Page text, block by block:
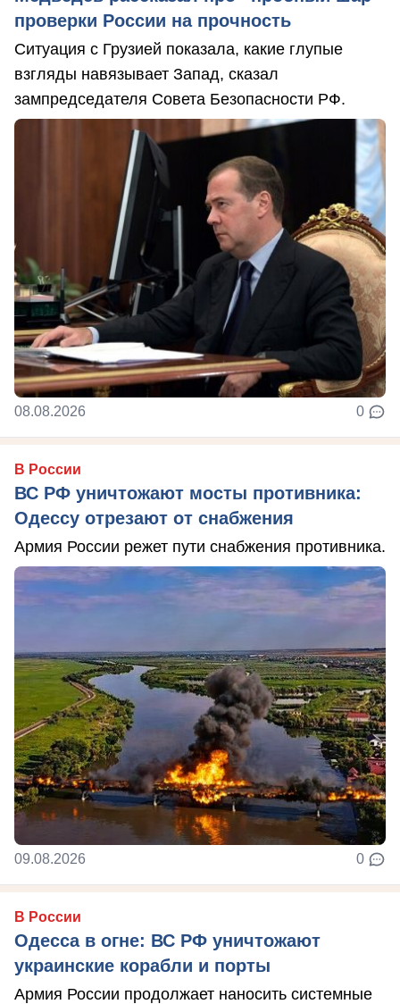
проверки России на прочность
Ситуация с Грузией показала, какие глупые
взгляды навязывает Запад, сказал
зампредседателя Совета Безопасности РФ.
08.08.2026 0
В России
ВС РФ уничтожают мосты противника:
Одессу отрезают от снабжения
Армия России режет пути снабжения противника.
09.08.2026 0
В России
Одесса в огне: ВС РФ уничтожают
украинские корабли и порты
Армия России продолжает наносить системные